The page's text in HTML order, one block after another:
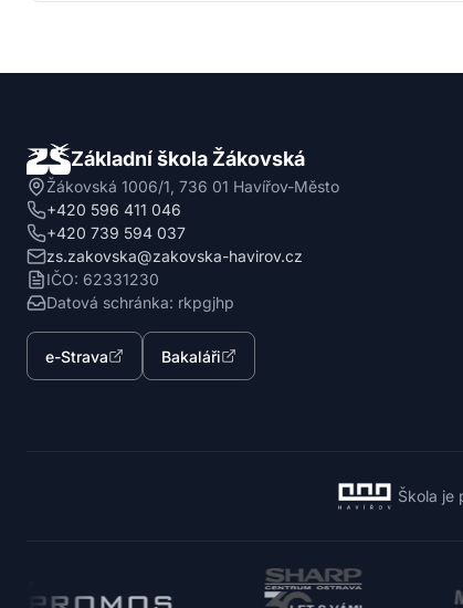
Základní škola Žákovská
Žákovská 1006/1, 736 01 Havířov-Město
+420 596 411 046
+420 739 594 037
zs.zakovska@zakovska-havirov.cz
IČO: 62331230
Datová schránka: rkpgjhp
e-Strava Bakaláři
Škola je